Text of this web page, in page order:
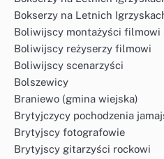
Bokserzy na Letnich
Boliwijscy montażyści filmowi
Boliwijscy reżyserzy filmowi
Boliwijscy scenarzyści
Bolszewicy
Braniewo (gmina wiejska)
Brytyjczycy pochodzenia
Brytyjscy fotografowie
Brytyjscy gitarzyści rockowi